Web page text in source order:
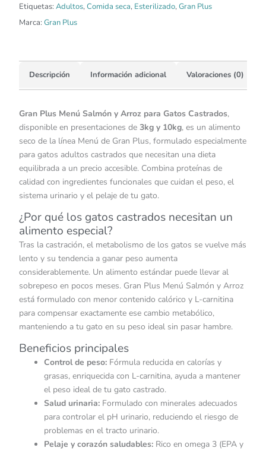
Etiquetas: Adultos,Comida seca, Esterilizado,Gran Plus
Marca: Gran Plus
Descripción Información adicional Valoraciones (0)
Gran Plus Menú Salmón y Arroz para Gatos Castrados,
disponible en presentaciones de 3kg y 10kg, es un alimento
seco de la línea Menú de Gran Plus, formulado especialmente
para gatos adultos castrados que necesitan una dieta
equilibrada a un precio accesible. Combina proteínas de
calidad con ingredientes funcionales que cuidan el peso, el
sistema urinario y el pelaje de tu gato.
¿Por qué los gatos castrados necesitan un
alimento especial?
Tras la castración, el metabolismo de los gatos se vuelve más
lento y su tendencia a ganar peso aumenta
considerablemente. Un alimento estándar puede llevar al
sobrepeso en pocos meses. Gran Plus Menú Salmón y Arroz
está formulado con menor contenido calórico y L-carnitina
para compensar exactamente ese cambio metabólico,
manteniendo a tu gato en su peso ideal sin pasar hambre.
Beneficios principales
Control de peso: Fórmula reducida en calorías y
grasas, enriquecida con L-carnitina, ayuda a mantener
el peso ideal de tu gato castrado.
Salud urinaria: Formulado con minerales adecuados
para controlar el pH urinario, reduciendo el riesgo de
problemas en el tracto urinario.
Pelaje y corazón saludables: Rico en omega 3 (EPA y